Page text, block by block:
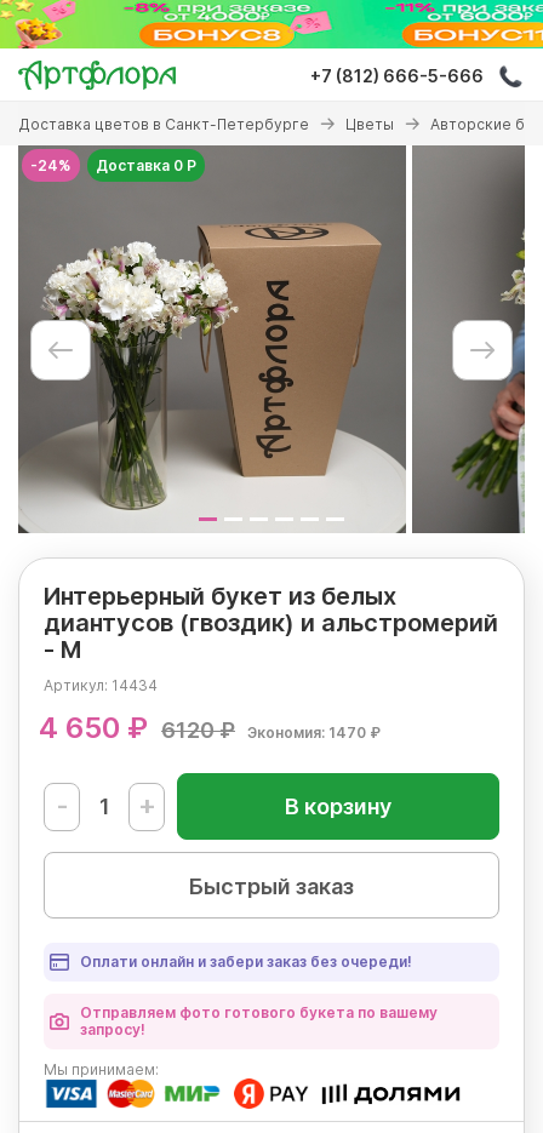
Перейти
основному
содержанию
+7 (812) 666-5-666
Вы
здесь
Доставка цветов в Санкт-Петербурге Цветы Авторские
-24% Доставка 0 Р
Интерьерный букет из белых
диантусов (гвоздик) и альстромерий
- М
Артикул: 14434
4 650 ₽ 6120 ₽ Экономия: 1470 ₽
- + В корзину
Быстрый заказ
Оплати онлайн и забери заказ без очереди!
Отправляем фото готового букета по вашему
запросу!
Мы принимаем: